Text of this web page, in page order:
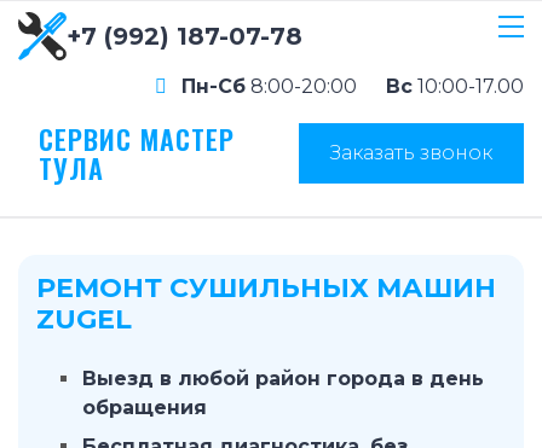
+7 (992) 187-07-78
Пн-Сб 8:00-20:00 Вс 10:00-17.00
СЕРВИС МАСТЕР
ТУЛА Заказать звонок
РЕМОНТ СУШИЛЬНЫХ МАШИН
ZUGEL
Выезд в любой район города в день
обращения